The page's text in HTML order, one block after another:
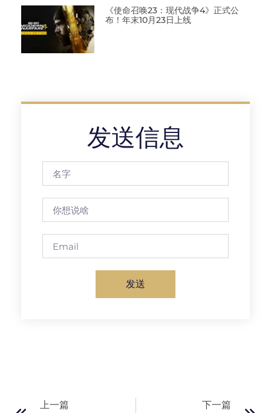
《使命召唤23：现代战争4》正式公
布！年末10月23日上线
发送信息
发送
上一篇 下一篇